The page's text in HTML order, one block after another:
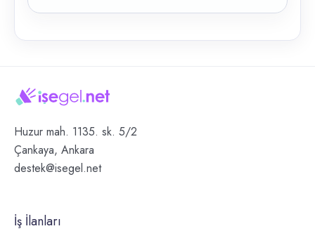
Huzur mah. 1135. sk. 5/2
Çankaya, Ankara
destek@isegel.net
İş İlanları